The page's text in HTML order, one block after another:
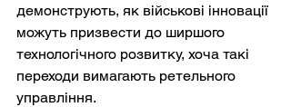
демонструють, як військові інновації
можуть призвести до ширшого
технологічного розвитку, хоча такі
переходи вимагають ретельного
управління.